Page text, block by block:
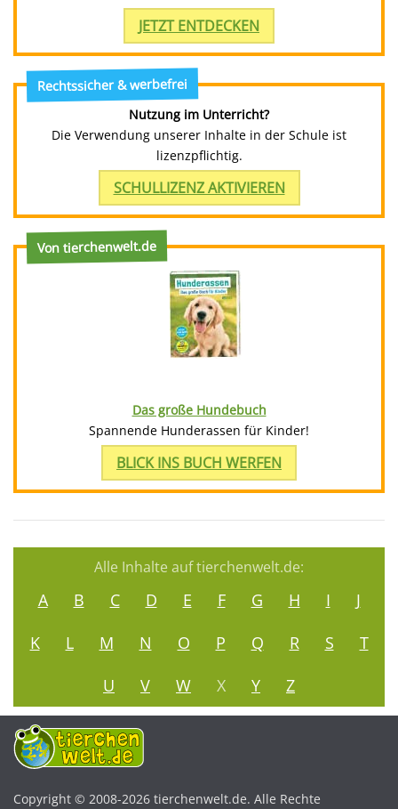
JETZT ENTDECKEN
Rechtssicher & werbefrei
Nutzung im Unterricht?
Die Verwendung unserer Inhalte in der Schule ist
lizenzpflichtig.
SCHULLIZENZ AKTIVIEREN
Von tierchenwelt.de
Das große Hundebuch
Spannende Hunderassen für Kinder!
BLICK INS BUCH WERFEN
Alle Inhalte auf tierchenwelt.de:
A B C D E F G H I
J
K
L M N O P Q R S
T
U
V W X Y Z
Copyright © 2008-2026 tierchenwelt.de. Alle Rechte